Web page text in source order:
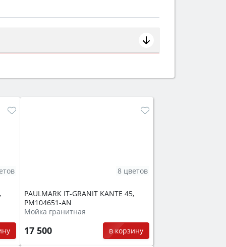
от детей).
PAULMARK IT-GRANIT KANTE 45,
PM104651-AN
Мойка гранитная
17 500 в корзину
8 цветов